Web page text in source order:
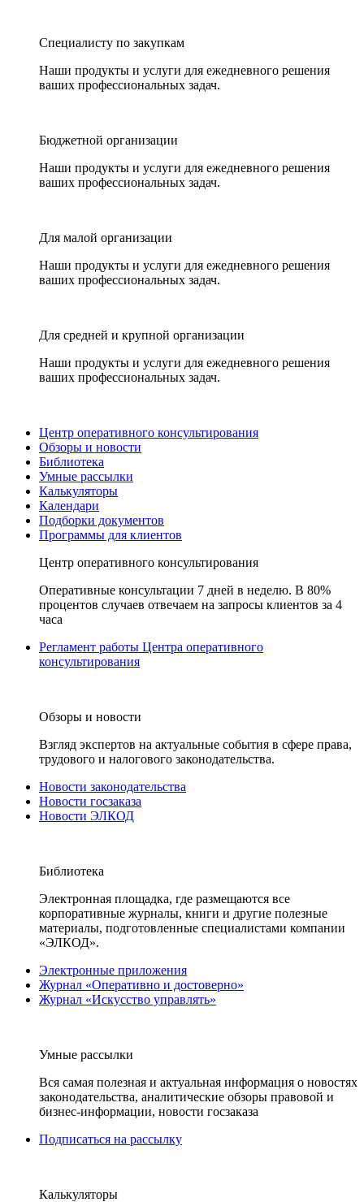
Специалисту по закупкам
Наши продукты и услуги для ежедневного решения
ваших профессиональных задач.
Бюджетной организации
Наши продукты и услуги для ежедневного решения
ваших профессиональных задач.
Для малой организации
Наши продукты и услуги для ежедневного решения
ваших профессиональных задач.
Для средней и крупной организации
Наши продукты и услуги для ежедневного решения
ваших профессиональных задач.
Центр оперативного консультирования
Обзоры и новости
Библиотека
Умные рассылки
Калькуляторы
Календари
Подборки документов
Программы для клиентов
Центр оперативного консультирования
Оперативные консультации 7 дней в неделю. В 80%
процентов случаев отвечаем на запросы клиентов за 4
часа
Регламент работы Центра оперативного
консультирования
Обзоры и новости
Взгляд экспертов на актуальные события в сфере права,
трудового и налогового законодательства.
Новости законодательства
Новости госзаказа
Новости ЭЛКОД
Библиотека
Электронная площадка, где размещаются все
корпоративные журналы, книги и другие полезные
материалы, подготовленные специалистами компании
«ЭЛКОД».
Электронные приложения
Журнал «Оперативно и достоверно»
Журнал «Искусство управлять»
Умные рассылки
Вся самая полезная и актуальная информация о новостях
законодательства, аналитические обзоры правовой и
бизнес-информации, новости госзаказа
Подписаться на рассылку
Калькуляторы